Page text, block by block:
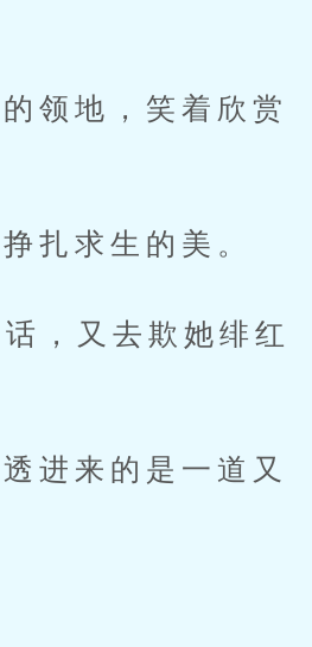
领地，笑着欣赏
扎求生的美。
，又去欺她绯红
进来的是一道又